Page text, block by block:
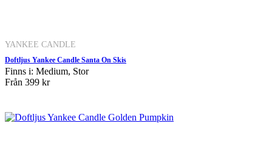
YANKEE CANDLE
Doftljus Yankee Candle Santa On Skis
Finns i: Medium, Stor
Från 399 kr